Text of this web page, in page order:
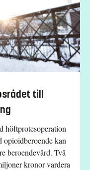
till
höftprotesoperation
opioidberoende kan
beroendevård. Två
kronor vardera